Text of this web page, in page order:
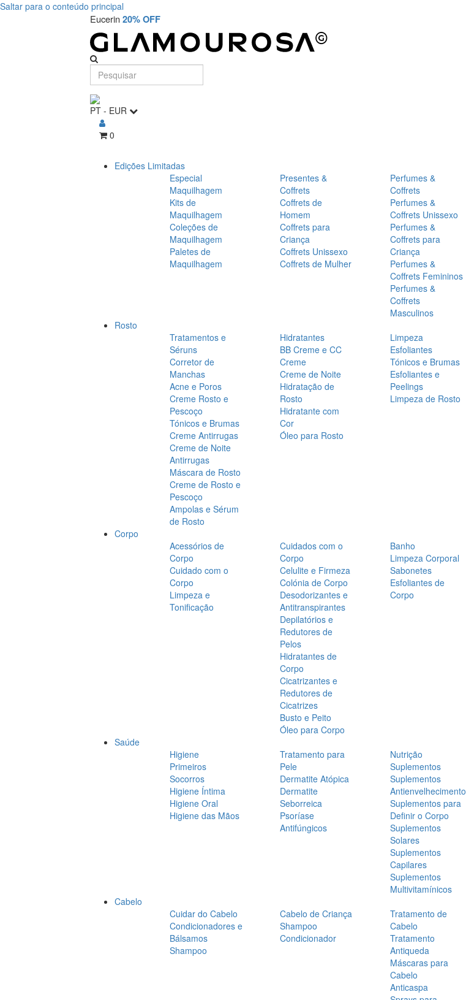
Saltar para o conteúdo principal
Eucerin20% OFF
PT - EUR
0
Edições Limitadas
Especial
Maquilhagem
Kits de
Maquilhagem
Coleções de
Maquilhagem
Paletes de
Maquilhagem
Presentes &
Coffrets
Coffrets de
Homem
Coffrets para
Criança
Coffrets Unissexo
Coffrets de Mulher
Perfumes &
Coffrets
Perfumes &
Coffrets Unissexo
Perfumes &
Coffrets para
Criança
Perfumes &
Coffrets Femininos
Perfumes &
Coffrets
Masculinos
Rosto
Tratamentos e
Séruns
Corretor de
Manchas
Acne e Poros
Creme Rosto e
Pescoço
Tónicos e Brumas
Creme Antirrugas
Creme de Noite
Antirrugas
Máscara de Rosto
Creme de Rosto e
Pescoço
Ampolas e Sérum
de Rosto
Hidratantes
BB Creme e CC
Creme
Creme de Noite
Hidratação de
Rosto
Hidratante com
Cor
Óleo para Rosto
Limpeza
Esfoliantes
Tónicos e Brumas
Esfoliantes e
Peelings
Limpeza de Rosto
Corpo
Acessórios de
Corpo
Cuidado com o
Corpo
Limpeza e
Tonificação
Cuidados com o
Corpo
Celulite e Firmeza
Colónia de Corpo
Desodorizantes e
Antitranspirantes
Depilatórios e
Redutores de
Pelos
Hidratantes de
Corpo
Cicatrizantes e
Redutores de
Cicatrizes
Busto e Peito
Óleo para Corpo
Banho
Limpeza Corporal
Sabonetes
Esfoliantes de
Corpo
Saúde
Higiene
Primeiros
Socorros
Higiene Íntima
Higiene Oral
Higiene das Mãos
Tratamento para
Pele
Dermatite Atópica
Dermatite
Seborreica
Psoríase
Antifúngicos
Nutrição
Suplementos
Suplementos
Antienvelhecimento
Suplementos para
Definir o Corpo
Suplementos
Solares
Suplementos
Capilares
Suplementos
Multivitamínicos
Cabelo
Cuidar do Cabelo
Condicionadores e
Bálsamos
Shampoo
Cabelo de Criança
Shampoo
Condicionador
Tratamento de
Cabelo
Tratamento
Antiqueda
Máscaras para
Cabelo
Anticaspa